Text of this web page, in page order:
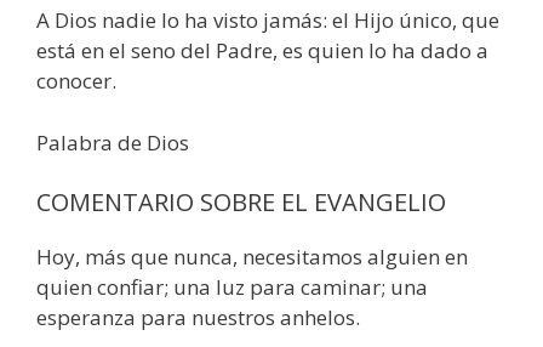
A Dios nadie lo ha visto jamás: el Hijo único, que
está en el seno del Padre, es quien lo ha dado a
conocer.
Palabra de Dios
COMENTARIO SOBRE EL EVANGELIO
Hoy, más que nunca, necesitamos alguien en
quien confiar; una luz para caminar; una
esperanza para nuestros anhelos.